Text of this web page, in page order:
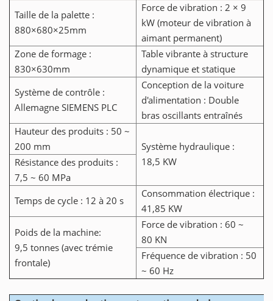
Taille de la palette :
880×680×25mm
Force de vibration : 2 × 9
kW (moteur de vibration à
aimant permanent)
Zone de formage :
830×630mm
Table vibrante à structure
dynamique et statique
Système de contrôle :
Allemagne SIEMENS PLC
Conception de la voiture
d'alimentation : Double
bras oscillants entraînés
Hauteur des produits : 50 ~
200 mm
Système hydraulique :
18,5 KW
Résistance des produits :
7,5 ~ 60 MPa
Temps de cycle : 12 à 20 s
Consommation électrique :
41,85 KW
Poids de la machine:
9,5 tonnes (avec trémie
frontale)
Force de vibration : 60 ~
80 KN
Fréquence de vibration : 50
~ 60 Hz